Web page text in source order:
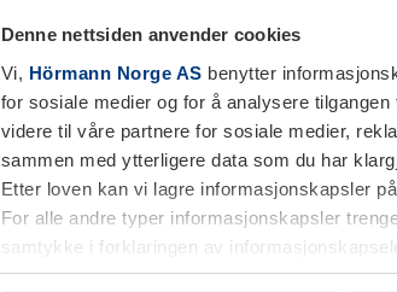
Denne nettsiden anvender cookies
Vi, Hörmann Norge AS benytter
for sosiale medier og for å analysere
videre til våre partnere for sosiale medier,
sammen med ytterligere data som du har
Etter loven kan vi lagre informasjonskapsler
For alle andre typer informasjonskapsler
samtykke i forklaringen av